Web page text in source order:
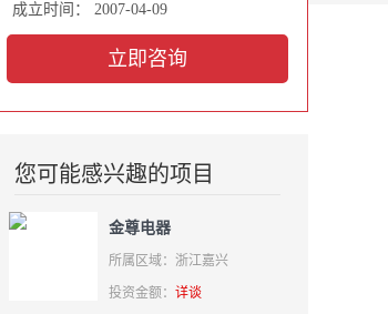
成立时间： 2007-04-09
立即咨询
您可能感兴趣的项目
金尊电器
所属区域：浙江嘉兴
投资金额： 详谈